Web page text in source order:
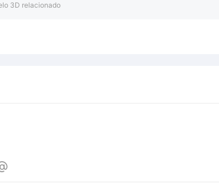
3D relacionado